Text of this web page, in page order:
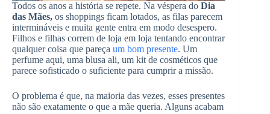
Todos os anos a história se repete. Na véspera do Dia
das Mães, os shoppings ficam lotados, as filas parecem
intermináveis e muita gente entra em modo desespero.
Filhos e filhas correm de loja em loja tentando encontrar
qualquer coisa que pareça um bom presente. Um
perfume aqui, uma blusa ali, um kit de cosméticos que
parece sofisticado o suficiente para cumprir a missão.
O problema é que, na maioria das vezes, esses presentes
não são exatamente o que a mãe queria. Alguns acabam